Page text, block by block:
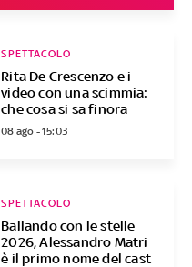
Rita De Crescenzo e i
video con una scimmia:
che cosa si sa finora
SPETTACOLO
08 ago - 15:03
Ballando con le stelle
2026, Alessandro Matri
è il primo nome del cast
SPETTACOLO